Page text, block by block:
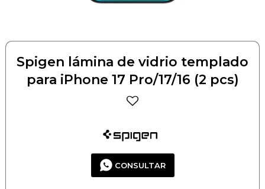
Spigen lámina de vidrio templado
para iPhone 17 Pro/17/16 (2 pcs)
CONSULTAR